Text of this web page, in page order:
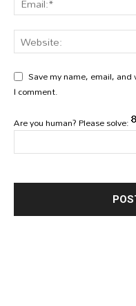
Save my name, email,
I comment.
Are you human? Please solve: